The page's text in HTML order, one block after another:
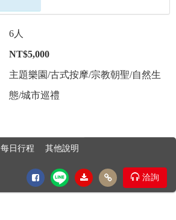
6人
NT$5,000
主題樂園/古式按摩/宗教朝聖/自然生
態/城市巡禮
每日行程 其他說明
洽詢